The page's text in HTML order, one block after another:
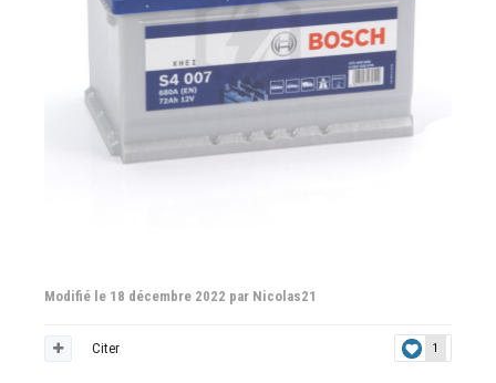
Modifié le 18 décembre 2022 par Nicolas21
1
Citer